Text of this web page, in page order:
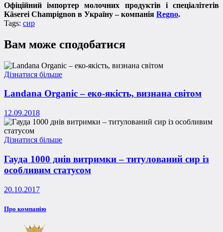
Офіційний імпортер молочних продуктів і спеціалітетів
Käserei Champignon в Україну – компанія Regno.
Tags: сир
Вам може сподобатися
Дізнатися більше
Landana Organic – еко-якість, визнана світом
12.09.2018
Дізнатися більше
Гауда 1000 днів витримки – титулований сир із
особливим статусом
20.10.2017
Про компанію